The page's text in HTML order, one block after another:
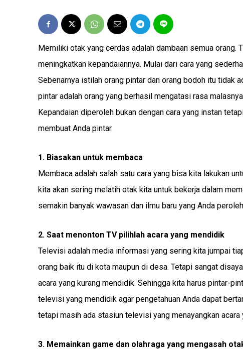
Memiliki otak yang cerdas adalah dambaan semua orang.
meningkatkan kepandaiannya. Mulai dari cara yang
Sebenarnya istilah orang pintar dan orang bodoh itu tidak
pintar adalah orang yang berhasil mengatasi rasa
Kepandaian diperoleh bukan dengan cara yang instan
membuat Anda pintar.
1. Biasakan untuk membaca
Membaca adalah salah satu cara yang bisa kita lakukan
kita akan sering melatih otak kita untuk bekerja dalam
semakin banyak wawasan dan ilmu baru yang Anda
2. Saat menonton TV pilihlah acara yang mendidik
Televisi adalah media informasi yang sering kita jumpai
orang baik itu di kota maupun di desa. Tetapi sangat
acara yang kurang mendidik. Sehingga kita harus pintar-
televisi yang mendidik agar pengetahuan Anda dapat
tetapi masih ada stasiun televisi yang menayangkan
3. Memainkan game dan olahraga yang mengasah